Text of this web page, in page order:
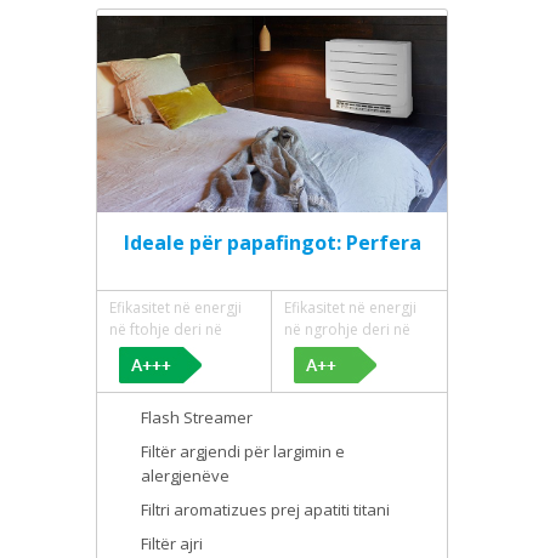
Ideale për papafingot: Perfera
Efikasitet në energji
në ftohje deri në
Efikasitet në energji
në ngrohje deri në
Flash Streamer
Filtër argjendi për largimin e
alergjenëve
Filtri aromatizues prej apatiti titani
Filtër ajri